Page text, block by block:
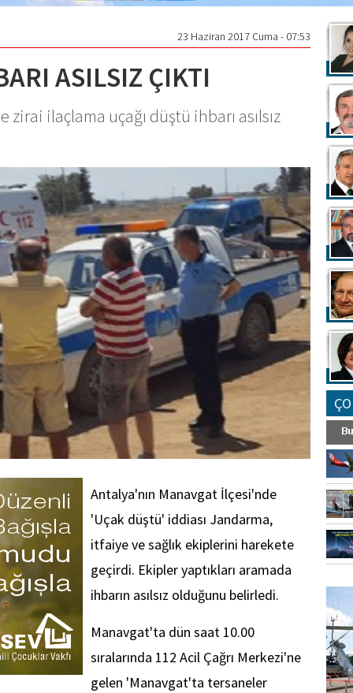
23 Haziran 2017 Cuma - 07:53
ASILSIZ ÇIKTI
ilaçlama uçağı düştü ihbarı asılsız
Antalya'nın Manavgat İlçesi'nde
'Uçak düştü' iddiası Jandarma,
itfaiye ve sağlık ekiplerini harekete
geçirdi. Ekipler yaptıkları aramada
ihbarın asılsız olduğunu belirledi.
Manavgat'ta dün saat 10.00
sıralarında 112 Acil Çağrı Merkezi'ne
gelen 'Manavgat'ta tersaneler